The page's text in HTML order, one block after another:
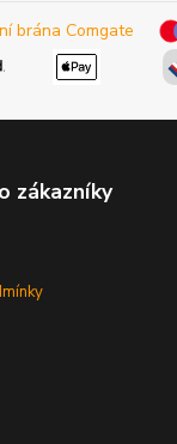
zákazníky